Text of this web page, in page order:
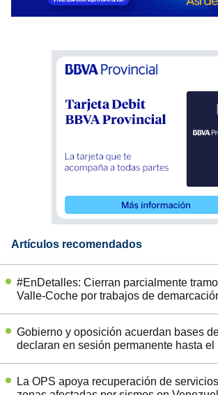
Artículos recomendados
#EnDetalles: Cierran parcialmente
Valle-Coche por trabajos de
Gobierno y oposición acuerdan bases
declaran en sesión permanente hasta el
La OPS apoya recuperación de